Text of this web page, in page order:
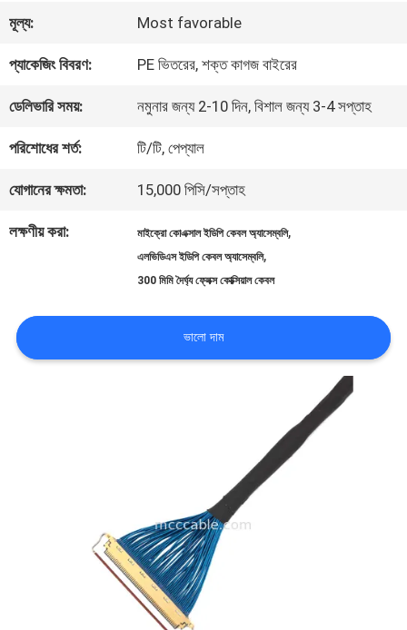
আমাদের
সাথে
যোগাযোগ
খবর
একটি
মূল্য: Most favorable
প্যাকেজিং বিবরণ: PE ভিতরের, শক্ত কাগজ বাইরের
ডেলিভারি সময়: নমুনার জন্য 2-10 দিন, বিশাল জন্য 3-4 সপ্তাহ
পরিশোধের শর্ত: টি/টি, পেপ্যাল
যোগানের ক্ষমতা: 15,000 পিসি/সপ্তাহ
লক্ষণীয় করা: মাইক্রো কোএক্সাল ইডিপি কেবল অ্যাসেম্বলি,
এলভিডিএস ইডিপি কেবল অ্যাসেম্বলি,
300 মিমি দৈর্ঘ্য ফ্লেক্স কোক্সিয়াল কেবল
ভালো দাম